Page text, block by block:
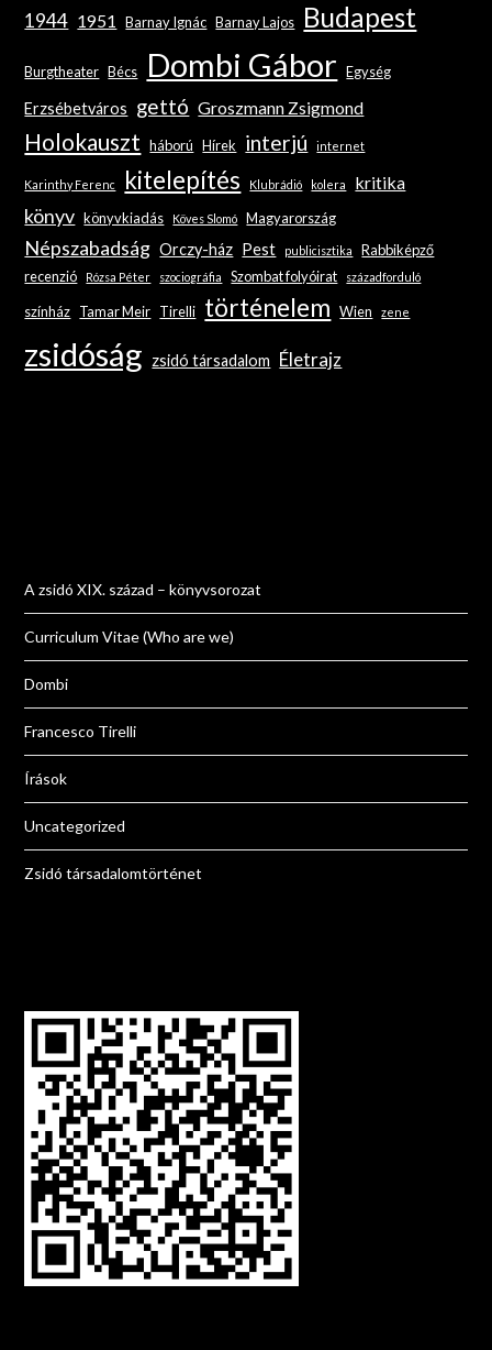
1944 1951 Barnay Ignác Barnay Lajos Budapest
Burgtheater Bécs Dombi Gábor Egység
Erzsébetváros gettó Groszmann Zsigmond
Holokauszt háború Hírek interjú internet
Karinthy Ferenc kitelepítés Klubrádió kolera kritika
könyv könyvkiadás Köves Slomó Magyarország
Népszabadság Orczy-ház Pest publicisztika
Rabbiképző
recenzió
Rózsa Péter szociográfia Szombat folyóirat századforduló
színház Tamar Meir Tirelli történelem Wien zene
zsidóság zsidó társadalom Életrajz
A zsidó XIX. század – könyvsorozat
Curriculum Vitae (Who are we)
Dombi
Francesco Tirelli
Írások
Uncategorized
Zsidó társadalomtörténet